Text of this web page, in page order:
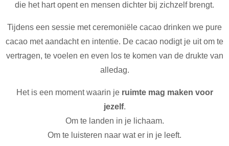
die het hart opent en mensen dichter bij zichzelf brengt.
Tijdens een sessie met ceremoniële cacao drinken we pure
cacao met aandacht en intentie. De cacao nodigt je uit om te
vertragen, te voelen en even los te komen van de drukte van
alledag.
Het is een moment waarin je ruimte mag maken voor
jezelf.
Om te landen in je lichaam.
Om te luisteren naar wat er in je leeft.